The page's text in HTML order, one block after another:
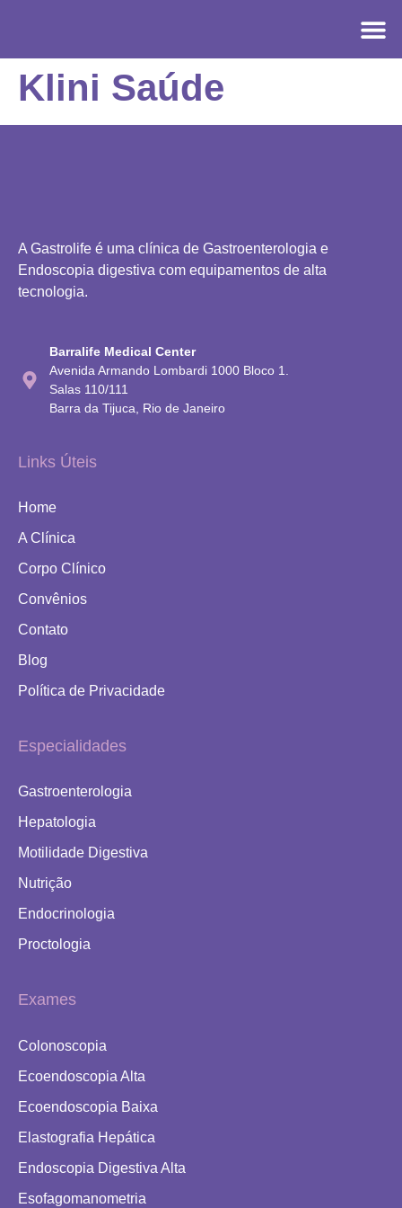
Klini Saúde
A Gastrolife é uma clínica de Gastroenterologia e
Endoscopia digestiva com equipamentos de alta
tecnologia.
Barralife Medical Center
Avenida Armando Lombardi 1000 Bloco 1.
Salas 110/111
Barra da Tijuca, Rio de Janeiro
Links Úteis
Home
A Clínica
Corpo Clínico
Convênios
Contato
Blog
Política de Privacidade
Especialidades
Gastroenterologia
Hepatologia
Motilidade Digestiva
Nutrição
Endocrinologia
Proctologia
Exames
Colonoscopia
Ecoendoscopia Alta
Ecoendoscopia Baixa
Elastografia Hepática
Endoscopia Digestiva Alta
Esofagomanometria